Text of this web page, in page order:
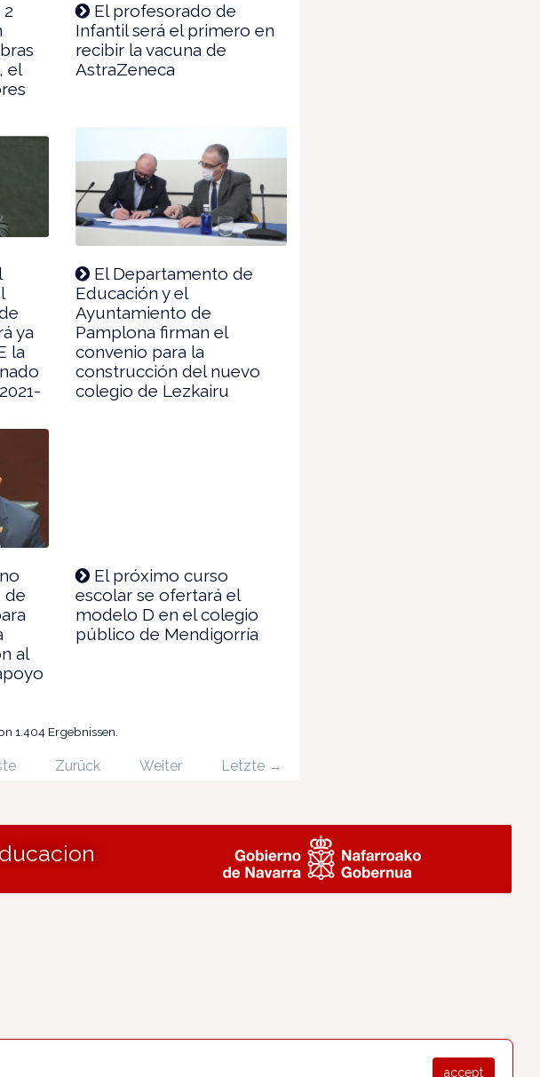
el
El profesorado de
Infantil será el primero en
recibir la vacuna de
AstraZeneca
ya
la
El Departamento de
Educación y el
Ayuntamiento de
Pamplona firman el
convenio para la
construcción del nuevo
colegio de Lezkairu
de
al
El próximo curso
escolar se ofertará el
modelo D en el colegio
público de Mendigorría
1.404 Ergebnissen.
Zurück Weiter Letzte →
accept